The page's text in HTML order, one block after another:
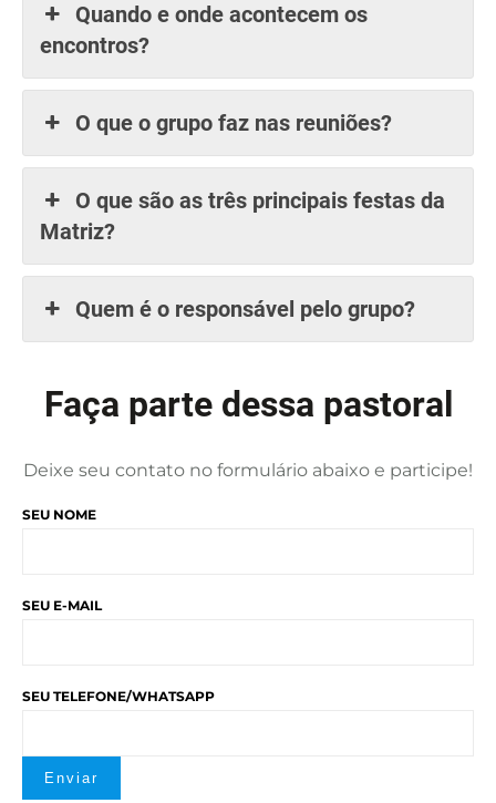
Quando e onde acontecem os
encontros?
O que o grupo faz nas reuniões?
O que são as três principais festas da
Matriz?
Quem é o responsável pelo grupo?
Faça parte dessa pastoral
Deixe seu contato no formulário abaixo e participe!
SEU NOME
SEU E-MAIL
SEU TELEFONE/WHATSAPP